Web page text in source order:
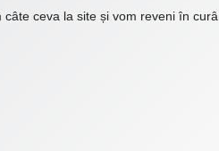
ceva la site și vom reveni în